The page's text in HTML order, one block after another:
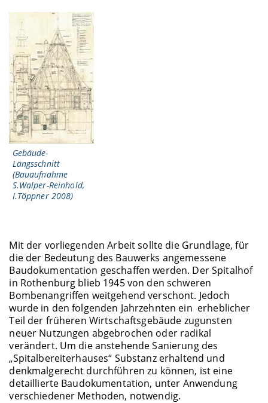
Gebäude-
Längsschnitt
(Bauaufnahme
S.Walper-Reinhold,
I.Töppner 2008)
Mit der vorliegenden Arbeit sollte die Grundlage, für
die der Bedeutung des Bauwerks angemessene
Baudokumentation geschaffen werden. Der Spitalhof
in Rothenburg blieb 1945 von den schweren
Bombenangriffen weitgehend verschont. Jedoch
wurde in den folgenden Jahrzehnten ein erheblicher
Teil der früheren Wirtschaftsgebäude zugunsten
neuer Nutzungen abgebrochen oder radikal
verändert. Um die anstehende Sanierung des
„Spitalbereiterhauses“ Substanz erhaltend und
denkmalgerecht durchführen zu können, ist eine
detaillierte Baudokumentation, unter Anwendung
verschiedener Methoden, notwendig.